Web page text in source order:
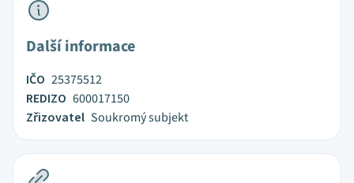
Další informace
IČO 25375512
REDIZO 600017150
Zřizovatel Soukromý subjekt